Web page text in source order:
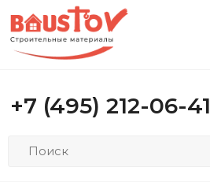
+7 (495) 212-06-41